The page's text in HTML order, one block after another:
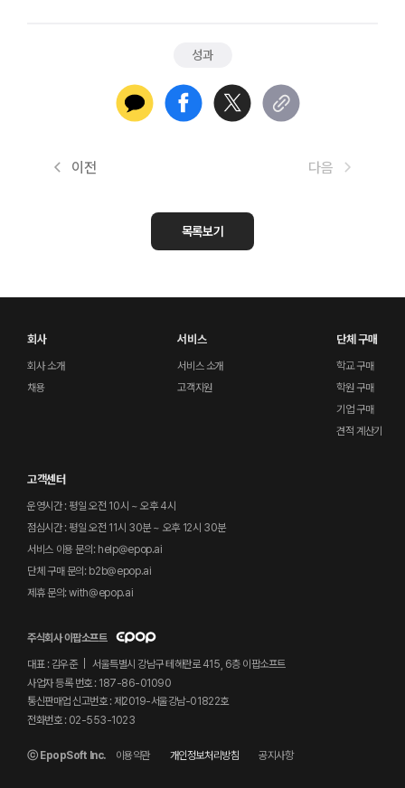
성과
이전
목록보기
다음
회사
회사 소개
채용
서비스
서비스 소개
고객지원
단체 구매
학교 구매
학원 구매
기업 구매
견적 계산기
고객센터
운영시간 : 평일 오전 10시 ~ 오후 4시
점심시간 : 평일 오전 11시 30분 ~ 오후 12시 30분
서비스 이용 문의: help@epop.ai
단체 구매 문의: b2b@epop.ai
제휴 문의: with@epop.ai
주식회사 이팝소프트
대표 : 김우준
서울특별시 강남구 테헤란로 415, 6층 이팝소프트
사업자 등록 번호 : 187-86-01090
통신판매업 신고번호 : 제2019-서울강남-01822호
전화번호 : 02-553-1023
ⓒ EpopSoft Inc. 이용약관 개인정보처리방침 공지사항